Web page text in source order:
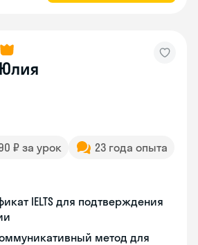
Юлия
₽ за урок
23 года опыта
IELTS для подтверждения
метод для